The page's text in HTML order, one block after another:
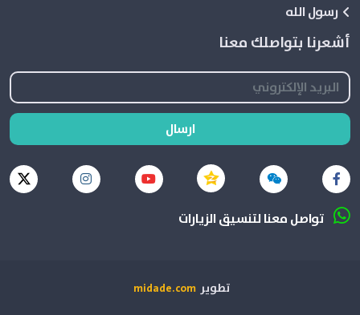
رسول الله
أشعرنا بتواصلك معنا
ارسال
تواصل معنا لتنسيق الزيارات
تطوير midade.com